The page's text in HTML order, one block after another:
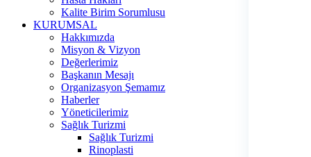
Kalite Birim Sorumlusu
KURUMSAL
Hakkımızda
Misyon & Vizyon
Değerlerimiz
Başkanın Mesajı
Organizasyon Şemamız
Haberler
Yöneticilerimiz
Sağlık Turizmi
Sağlık Turizmi
Rinoplasti